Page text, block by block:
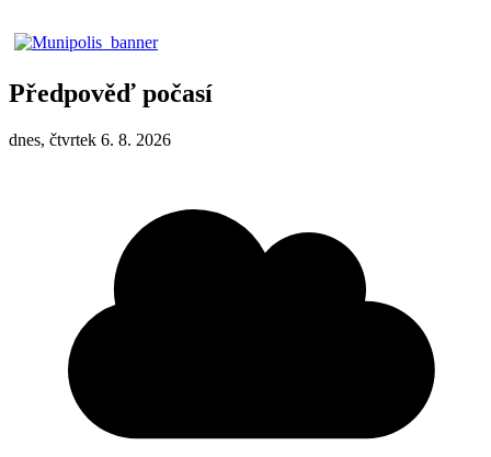
Předpověď počasí
dnes, čtvrtek 6. 8. 2026